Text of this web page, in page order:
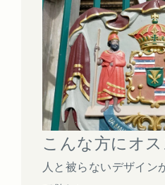
こんな方にオ
人と被らないデザイン